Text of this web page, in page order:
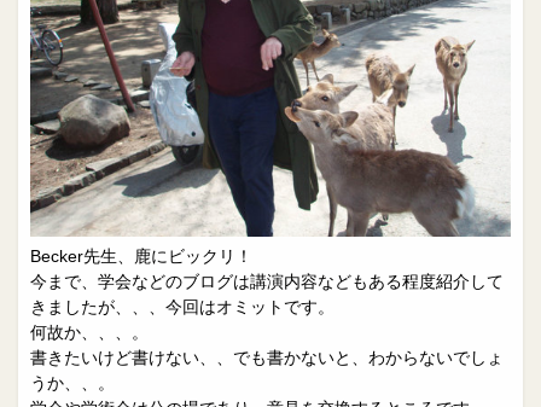
Becker先生、鹿にビックリ！
今まで、学会などのブログは講演内容などもある程度紹介して
きましたが、、、今回はオミットです。
何故か、、、。
書きたいけど書けない、、でも書かないと、わからないでしょ
うか、、。